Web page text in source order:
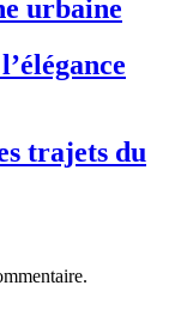
urbaine
trajets du